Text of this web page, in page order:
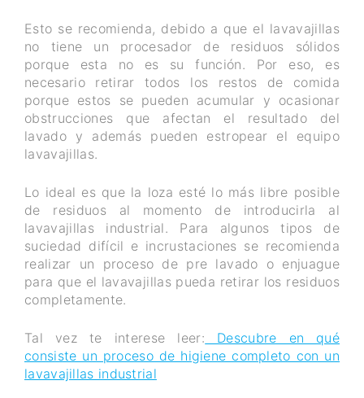
Esto se recomienda, debido a que el lavavajillas
no tiene un procesador de residuos sólidos
porque esta no es su función. Por eso, es
necesario retirar todos los restos de comida
porque estos se pueden acumular y ocasionar
obstrucciones que afectan el resultado del
lavado y además pueden estropear el equipo
lavavajillas.
Lo ideal es que la loza esté lo más libre posible
de residuos al momento de introducirla al
lavavajillas industrial. Para algunos tipos de
suciedad difícil e incrustaciones se recomienda
realizar un proceso de pre lavado o enjuague
para que el lavavajillas pueda retirar los residuos
completamente.
Tal vez te interese leer: Descubre en qué
consiste un proceso de higiene completo con un
lavavajillas industrial